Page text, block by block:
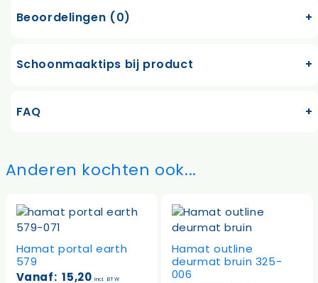
Beoordelingen (0)
Schoonmaaktips bij product
FAQ
Anderen kochten ook...
Hamat portal earth
579
Vanaf: 15,20 incl. BTW
Hamat outline
deurmat bruin 325-
006